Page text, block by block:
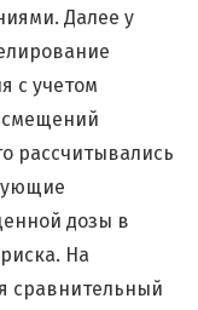
Далее у
с учетом
смещений
рассчитывались
дозы в
На
сравнительный